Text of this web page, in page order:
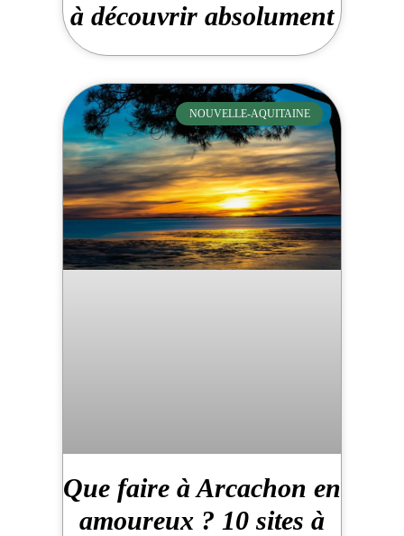
à découvrir absolument
NOUVELLE-AQUITAINE
Que faire à Arcachon en
amoureux ? 10 sites à